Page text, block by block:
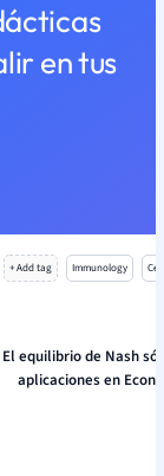
en tus
+ Add tag Immunology
El equilibrio de Nash
aplicaciones en